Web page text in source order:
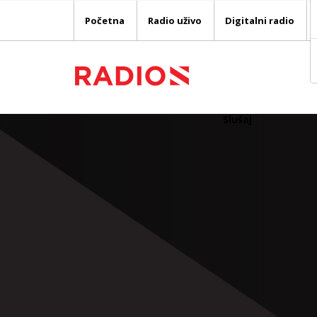
Početna Radio uživo Digitalni radio